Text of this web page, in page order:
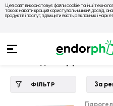
Цей сайт використовує файли cookie та інші
також надати кращий користувальницький досвід,
продуктів і послуг, підвищити якість рекламних і
💙 Чохли
ФІЛЬТР За